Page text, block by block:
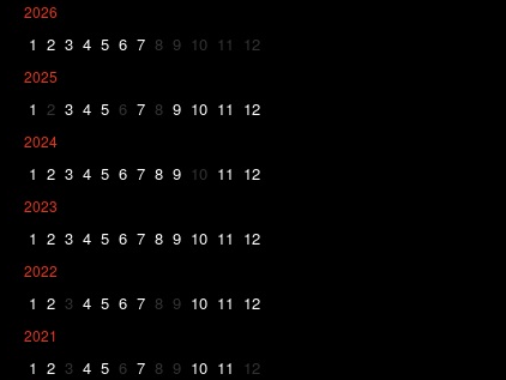
2026
1 2 3 4 5 6 7 8 9 10 11 12
2025
1 2 3 4 5 6 7 8 9 10 11 12
2024
1 2 3 4 5 6 7 8 9 10 11 12
2023
1 2 3 4 5 6 7 8 9 10 11 12
2022
1 2 3 4 5 6 7 8 9 10 11 12
2021
1 2 3 4 5 6 7 8 9 10 11 12